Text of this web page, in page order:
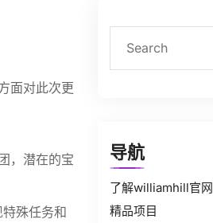
面对此次更
，潜在的宝
殊任务和
导航
了解williamhill官网
精品项目